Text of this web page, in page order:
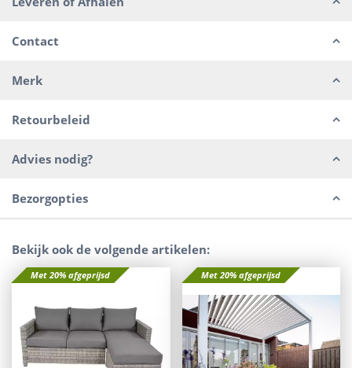
Contact
Merk
Retourbeleid
Advies nodig?
Bezorgopties
Bekijk ook de volgende artikelen:
Met 20% afgeprijsd Met 20% afgeprijsd